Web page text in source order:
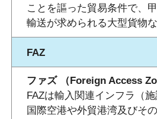
ことを謳った貿易条件で、
輸送が求められる大型貨物
FAZ
ファズ （Foreign Access
FAZは輸入関連インフラ（施
国際空港や外貿港湾及びそ